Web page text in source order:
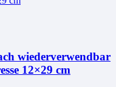
wiederverwendbar
12×29 cm